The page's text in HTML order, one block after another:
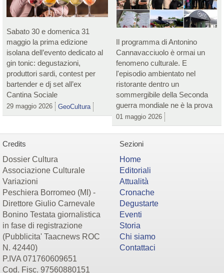
Sabato 30 e domenica 31
maggio la prima edizione
isolana dell’evento dedicato al
gin tonic: degustazioni,
produttori sardi, contest per
bartender e dj set all’ex
Cantina Sociale
29 maggio 2026 GeoCultura
Il programma di Antonino
Cannavacciuolo è ormai un
fenomeno culturale. E
l'episodio ambientato nel
ristorante dentro un
sommergibile della Seconda
guerra mondiale ne è la prova
01 maggio 2026
Credits
Dossier Cultura
Associazione Culturale
Variazioni
Peschiera Borromeo (MI) -
Direttore Giulio Carnevale
Bonino Testata giornalistica
in fase di registrazione
(Pubblicita' Taacnews ROC
N. 42440)
P.IVA 071760609651
Cod. Fisc. 97560880151
Sezioni
Home
Editoriali
Attualità
Cronache
Degustarte
Eventi
Storia
Chi siamo
Contattaci